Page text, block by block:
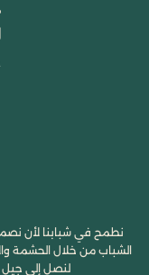
نطمح في شبابنا لأن
الشباب من خلال الحشمة
لنصل إلى جيل